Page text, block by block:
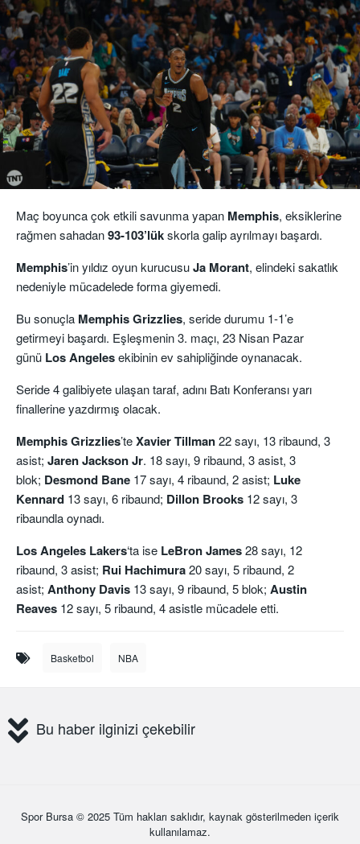
Maç boyunca çok etkili savunma yapan Memphis, eksiklerine
rağmen sahadan93-103’lükskorla galip ayrılmayı başardı.
Memphis’in yıldız oyun kurucusuJa Morant, elindeki sakatlık
nedeniyle mücadelede forma giyemedi.
Bu sonuçla Memphis Grizzlies, seride durumu 1-1’e
getirmeyi başardı. Eşleşmenin 3. maçı, 23 Nisan Pazar
günü Los Angelesekibinin ev sahipliğinde oynanacak.
Seride 4 galibiyete ulaşan taraf, adını Batı Konferansı yarı
finallerine yazdırmış olacak.
Memphis Grizzlies’teXavier Tillman22 sayı, 13 ribaund, 3
asist; Jaren Jackson Jr. 18 sayı, 9 ribaund, 3 asist, 3
blok; Desmond Bane 17 sayı, 4 ribaund, 2 asist; Luke
Kennard 13 sayı, 6 ribaund; Dillon Brooks 12 sayı, 3
ribaundla oynadı.
Los Angeles Lakers‘ta ise LeBron James28 sayı, 12
ribaund, 3 asist; Rui Hachimura20 sayı, 5 ribaund, 2
asist; Anthony Davis 13 sayı, 9 ribaund, 5 blok; Austin
Reaves 12 sayı, 5 ribaund, 4 asistle mücadele etti.
Basketbol NBA
Bu haber ilginizi çekebilir
Spor Bursa © 2025 Tüm hakları saklıdır, kaynak gösterilmeden içerik
kullanılamaz.